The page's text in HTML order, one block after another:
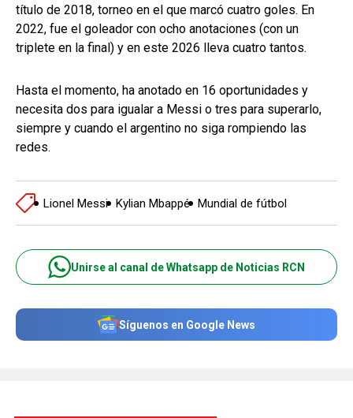
título de 2018, torneo en el que marcó cuatro goles. En
2022, fue el goleador con ocho anotaciones (con un
triplete en la final) y en este 2026 lleva cuatro tantos.
Hasta el momento, ha anotado en 16 oportunidades y
necesita dos para igualar a Messi o tres para superarlo,
siempre y cuando el argentino no siga rompiendo las
redes.
Lionel Messi Kylian Mbappé Mundial de fútbol
Unirse al canal de Whatsapp de Noticias RCN
Síguenos en Google News